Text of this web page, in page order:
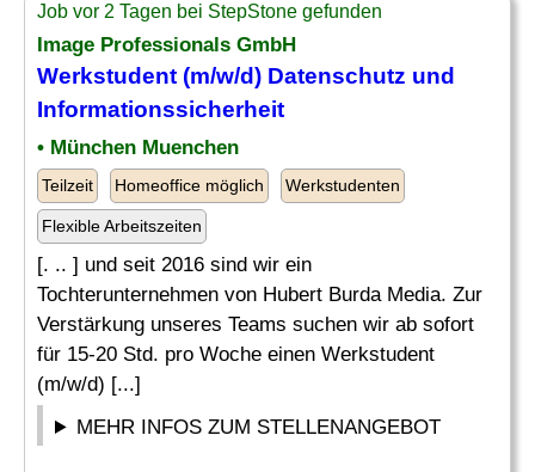
Job vor 2 Tagen bei StepStone gefunden
Image Professionals GmbH
Werkstudent (m/w/d) Datenschutz und
Informationssicherheit
• München Muenchen
Teilzeit Homeoffice möglich Werkstudenten
Flexible Arbeitszeiten
[. .. ] und seit 2016 sind wir ein
Tochterunternehmen von Hubert Burda Media. Zur
Verstärkung unseres Teams suchen wir ab sofort
für 15-20 Std. pro Woche einen Werkstudent
(m/w/d) [...]
MEHR INFOS ZUM STELLENANGEBOT